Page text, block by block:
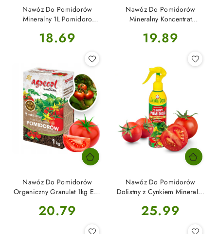
Nawóz Do Pomidorów
Mineralny 1L Pomidoro
Cena:
18.69
Nawóz Do Pomidorów
Mineralny Koncentrat
Cena:
19.89
Nawóz Do Pomidorów
Organiczny Granulat 1kg Eko
Cena:
20.79
Nawóz Do Pomidorów
Dolistny z Cynkiem Mineralny
Cena:
25.99